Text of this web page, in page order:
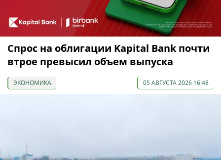
Спрос на облигации Kapital Bank почти
втрое превысил объем выпуска
ЭКОНОМИКА 05 АВГУСТА 2026 16:48